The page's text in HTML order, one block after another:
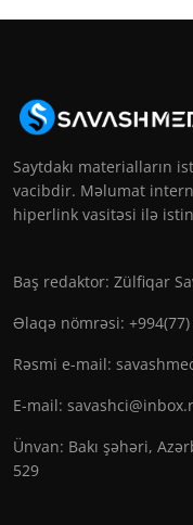
Saytdakı materialların
vacibdir. Məlumat
hiperlink vasitəsi ilə
Baş redaktor: Zülfiqar
Əlaqə nömrəsi: +994(77)
Rəsmi e-mail:
E-mail:
Ünvan: Bakı şəhəri,
529